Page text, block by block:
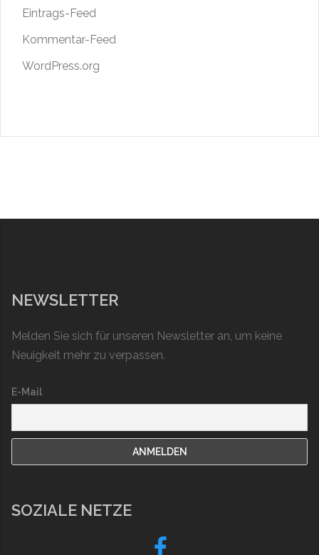
Eintrags-Feed
Kommentar-Feed
WordPress.org
NEWSLETTER
Melden Sie sich für unseren Newsletter an, um keine
Neuigkeit mehr zu verpassen.
E-Mail
SOZIALE NETZE
Fb